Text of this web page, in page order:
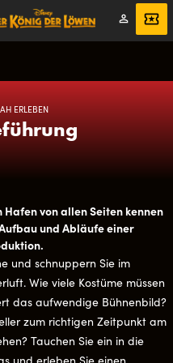
Mein
Konto
Angebot
ERLEBEN
von allen Seiten kennen
und Abläufe einer
und schnuppern Sie im
Wie viele Kostüme müssen
das aufwendige Bühnenbild?
zum richtigen Zeitpunkt am
Tauchen Sie ein in die